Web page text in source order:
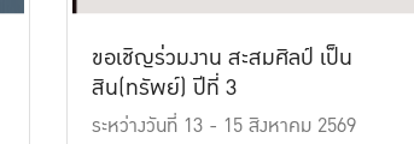
ขอเชิญร่วมงาน สะสมศิลป์ เป็น
สิน(ทรัพย์) ปีที่ 3
ระหว่างวันที่ 13 - 15 สิงหาคม 2569